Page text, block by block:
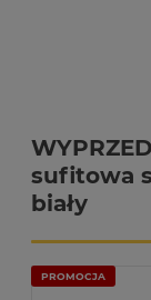
sufitowa
biały
PROMOCJA